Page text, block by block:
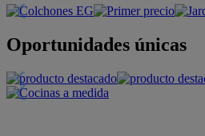
Oportunidades únicas